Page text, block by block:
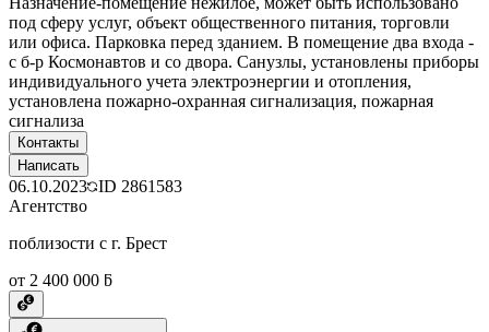
под сферу услуг, объект общественного питания, торговли
или офиса. Парковка перед зданием. В помещение два входа -
с б-р Космонавтов и со двора. Санузлы, установлены приборы
индивидуального учета электроэнергии и отопления,
установлена пожарно-охранная сигнализация, пожарная
сигнализа
Контакты
Написать
06.10.2023 ID 2861583
Агентство
поблизости с г. Брест
от 2 400 000 ƃ